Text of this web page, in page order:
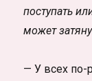
поступать
может
— У всех по-